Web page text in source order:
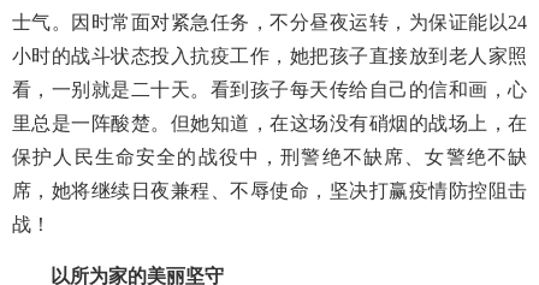
士气。 因时常面对紧急任务，不分昼夜运转，为保证能 以24
小时的战斗状态投入抗疫工作， 她把孩子直接放到老人家照
看，一别就是二十天。看到孩子每天传给自己的信和画，心
里总是一阵酸楚。但她知道，在这场没有硝烟的战场上，在
保护人民生命安全的战役中，刑警绝不缺席、女警绝不缺
席，她将继续日夜兼程、不辱使命，坚决打赢疫情防控阻击
战！
以所为家的美丽坚守